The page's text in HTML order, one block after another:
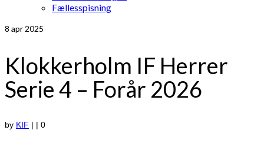
Fællesspisning
8 apr 2025
Klokkerholm IF Herrer
Serie 4 – Forår 2026
by KIF | | 0